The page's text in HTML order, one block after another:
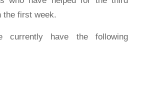
the first week.
currently have the following